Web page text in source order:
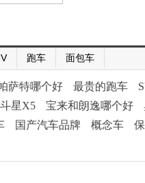
跑车 面包车
萨特哪个好 最贵的跑车
星X5 宝来和朗逸哪个好
国产汽车品牌 概念车